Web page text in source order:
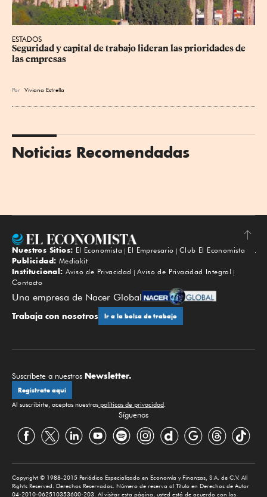
ESTADOS
Seguridad y capital de trabajo lideran las prioridades de
las empresas
Por Viviana Estrella
Noticias Recomendadas
Subir
Nuestros Sitios: El Economista El Empresario
Club El Economista
Publicidad: Mediakit
Institucional: Aviso de Privacidad
Aviso de Privacidad Integral
Contacto
Una empresa de Nacer Global
Trabaja con nosotros Ir a la bolsa de trabajo
Suscríbete a nuestros Newsletter.
Regístrate aquí
Al suscribirte, aceptas nuestras políticas de privacidad
Síguenos
Copyright © 1988-2015 Periódico Especializado en Economía y Finanzas, S.A. de C.V. All
Rights Reserved. Derechos Reservados. Número de reserva al Título en Derechos de Autor
04-2010-062510353600-203. Al visitar esta página, usted está de acuerdo con los